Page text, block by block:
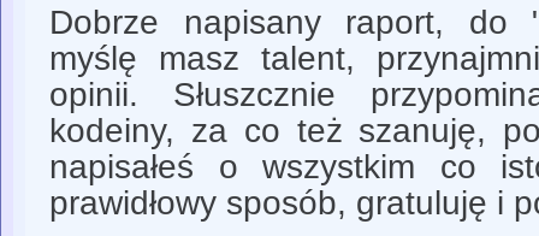
Dobrze napisany raport, do
myślę masz talent,
opinii. Słuszcznie
kodeiny, za co też szanuję,
napisałeś o wszystkim co
prawidłowy sposób, gratuluję i